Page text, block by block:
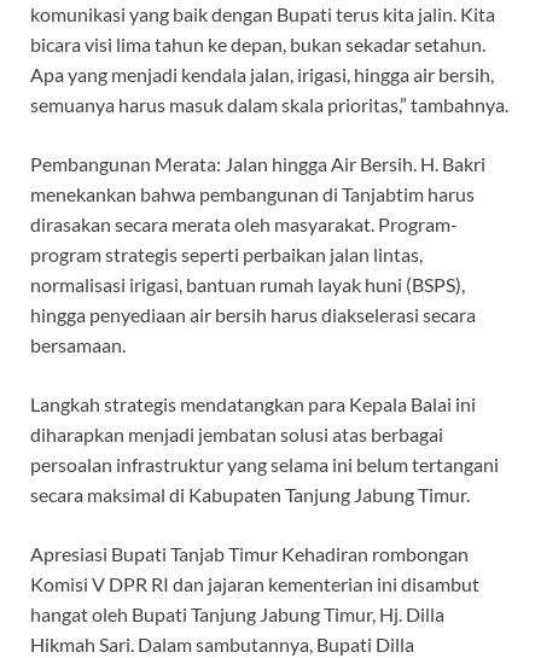
komunikasi yang baik dengan Bupati terus kita jalin. Kita
bicara visi lima tahun ke depan, bukan sekadar setahun.
Apa yang menjadi kendala jalan, irigasi, hingga air bersih,
semuanya harus masuk dalam skala prioritas,” tambahnya.
‎Pembangunan Merata: Jalan hingga Air Bersih. H. Bakri
menekankan bahwa pembangunan di Tanjabtim harus
dirasakan secara merata oleh masyarakat. Program-
program strategis seperti perbaikan jalan lintas,
normalisasi irigasi, bantuan rumah layak huni (BSPS),
hingga penyediaan air bersih harus diakselerasi secara
bersamaan.
‎Langkah strategis mendatangkan para Kepala Balai ini
diharapkan menjadi jembatan solusi atas berbagai
persoalan infrastruktur yang selama ini belum tertangani
secara maksimal di Kabupaten Tanjung Jabung Timur.
‎Apresiasi Bupati Tanjab Timur Kehadiran rombongan
Komisi V DPR RI dan jajaran kementerian ini disambut
hangat oleh Bupati Tanjung Jabung Timur, Hj. Dilla
Hikmah Sari. Dalam sambutannya, Bupati Dilla